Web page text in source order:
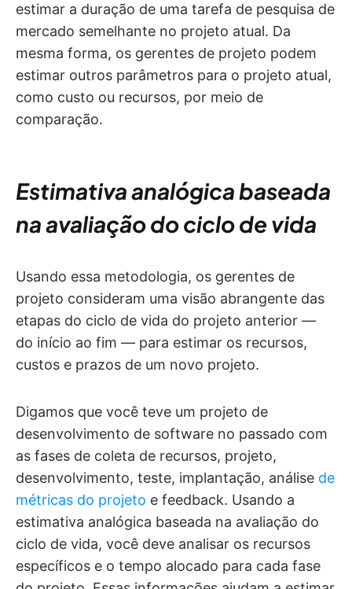
estimar a duração de uma tarefa de pesquisa de
mercado semelhante no projeto atual. Da
mesma forma, os gerentes de projeto podem
estimar outros parâmetros para o projeto atual,
como custo ou recursos, por meio de
comparação.
Estimativa analógica baseada
na avaliação do ciclo de vida
Usando essa metodologia, os gerentes de
projeto consideram uma visão abrangente das
etapas do ciclo de vida do projeto anterior —
do início ao fim — para estimar os recursos,
custos e prazos de um novo projeto.
Digamos que você teve um projeto de
desenvolvimento de software no passado com
as fases de coleta de recursos, projeto,
desenvolvimento, teste, implantação, análise de
métricas do projeto e feedback. Usando a
estimativa analógica baseada na avaliação do
ciclo de vida, você deve analisar os recursos
específicos e o tempo alocado para cada fase